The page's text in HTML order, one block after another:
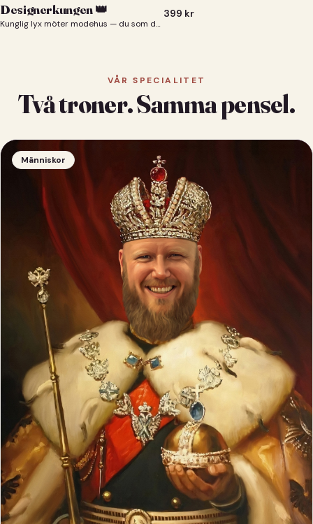
Designerkungen 👑
Kunglig lyx möter modehus — du som designerkung 👑
399 kr
VÅR SPECIALITET
Två troner. Samma pensel.
Människor